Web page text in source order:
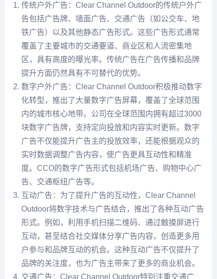
传统户外广告：Clear Channel Outdoor的传统户外广
告包括广告牌、墙面广告、交通广告（如公交车、地
铁广告）以及其他静态广告形式。这些广告形式通常
覆盖了主要城市的交通要道、商业区和人流密集地
区，具有高度的曝光率。传统广告在广告传播和品牌
提升方面仍然具有不可替代的优势。
数字户外广告：Clear Channel Outdoor积极推动数字
化转型，推出了大量数字广告屏幕，覆盖了全球范围
内的城市核心地带。公司在全球范围内拥有超过3000
块数字广告牌，支持定向投放和内容实时更新。数字
广告不仅能提升广告主的投放效率，还能根据观众的
实时数据调整广告内容，使广告更具互动性和精准
度。CCO的数字广告形式包括机场广告、购物中心广
告、交通枢纽广告等。
互动广告：为了提升广告的互动性，Clear Channel
Outdoor将数字技术与广告结合，推出了各种互动广告
形式。例如，利用手机扫描二维码、通过触摸屏进行
互动，甚至结合社交媒体分享广告内容，创造更多用
户参与和品牌互动的机会。这种互动广告不仅提升了
品牌的关注度，也为广告主带来了更多的商业机会。
交通广告：Clear Channel Outdoor特别注重交通广